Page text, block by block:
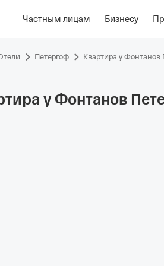
Частным лицам Бизнесу
Фотографии НомераОтзывы
Петергоф Квартира у Фонтанов
у Фонтанов